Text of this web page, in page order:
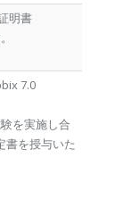
明書
7.0
を実施し合
書を授与いた